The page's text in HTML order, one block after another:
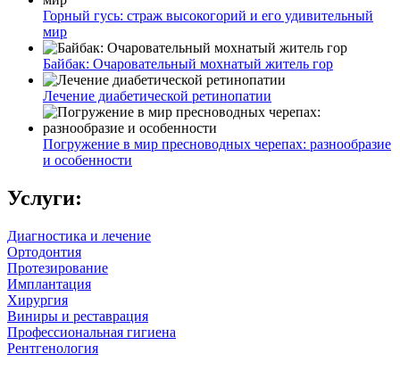
Горный гусь: страж высокогорий и его удивительный
мир
Байбак: Очаровательный мохнатый житель гор
Лечение диабетической ретинопатии
Погружение в мир пресноводных черепах: разнообразие
и особенности
Услуги:
Диагностика и лечение
Ортодонтия
Протезирование
Имплантация
Хирургия
Виниры и реставрация
Профессиональная гигиена
Рентгенология